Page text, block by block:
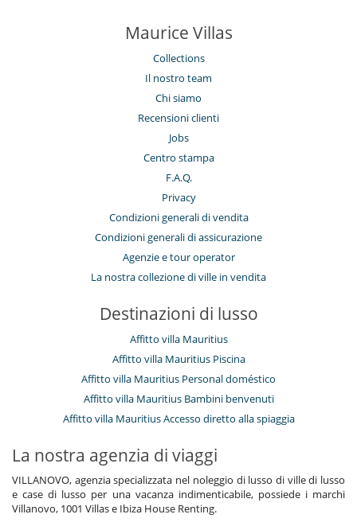
Maurice Villas
Collections
Il nostro team
Chi siamo
Recensioni clienti
Jobs
Centro stampa
F.A.Q.
Privacy
Condizioni generali di vendita
Condizioni generali di assicurazione
Agenzie e tour operator
La nostra collezione di ville in vendita
Destinazioni di lusso
Affitto villa Mauritius
Affitto villa Mauritius Piscina
Affitto villa Mauritius Personal doméstico
Affitto villa Mauritius Bambini benvenuti
Affitto villa Mauritius Accesso diretto alla spiaggia
La nostra agenzia di viaggi
VILLANOVO, agenzia specializzata nel noleggio di lusso di ville di lusso
e case di lusso per una vacanza indimenticabile, possiede i marchi
Villanovo, 1001 Villas e Ibiza House Renting.